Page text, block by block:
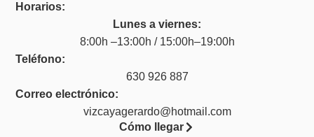
Horarios:
Lunes a viernes:
8:00h –13:00h / 15:00h–19:00h
Teléfono:
630 926 887
Correo electrónico:
vizcayagerardo@hotmail.com
Cómo llegar